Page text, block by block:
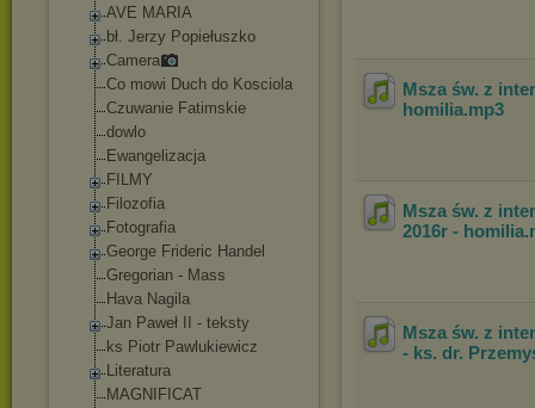
AVE MARIA
bł. Jerzy Popiełuszko
Camera
Co mowi Duch do Kosciola
Czuwanie Fatimskie
dowlo
Ewangelizacja
FILMY
Filozofia
Fotografia
George Frideric Handel
Gregorian - Mass
Hava Nagila
Jan Paweł II - teksty
ks Piotr Pawlukiewicz
Literatura
MAGNIFICAT
Msza św. z
homilia.mp3
Msza św. z
2016r - homilia
Msza św. z
- ks. dr.